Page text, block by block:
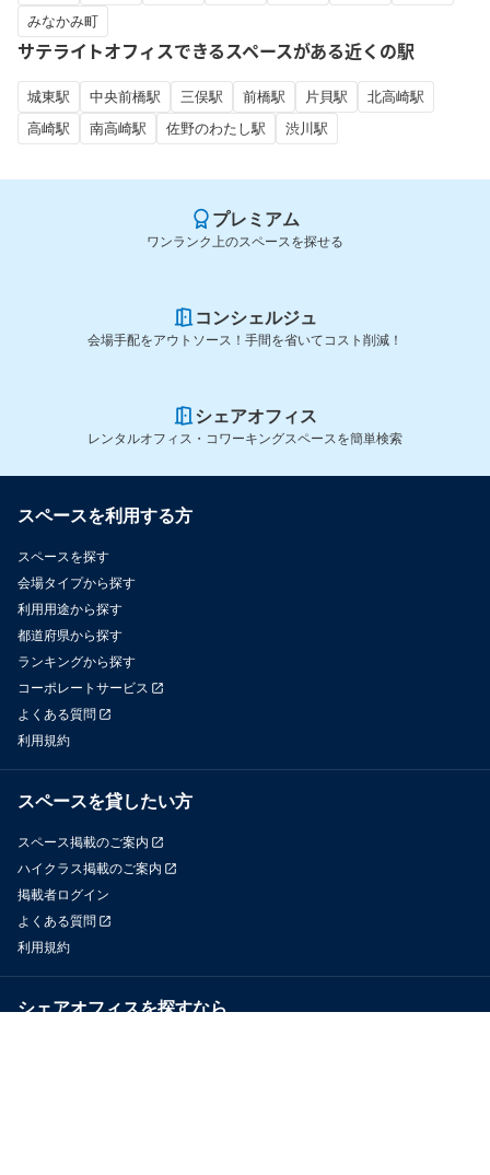
みなかみ町
サテライトオフィスできるスペースがある近くの駅
城東駅 中央前橋駅 三俣駅 前橋駅 片貝駅
北高崎駅
高崎駅
南高崎駅 佐野のわたし駅 渋川駅
プレミアム
ワンランク上のスペースを探せる
コンシェルジュ
会場手配をアウトソース！手間を省いてコスト削減！
シェアオフィス
レンタルオフィス・コワーキングスペースを簡単検索
スペースを利用する方
スペースを探す
会場タイプから探す
利用用途から探す
都道府県から探す
ランキングから探す
コーポレートサービス
よくある質問
利用規約
スペースを貸したい方
スペース掲載のご案内
ハイクラス掲載のご案内
掲載者ログイン
よくある質問
利用規約
シェアオフィスを探すなら